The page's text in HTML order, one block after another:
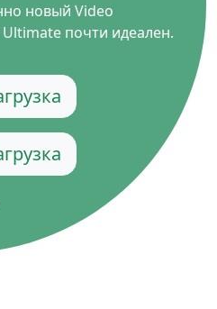
новый Video
почти идеален.